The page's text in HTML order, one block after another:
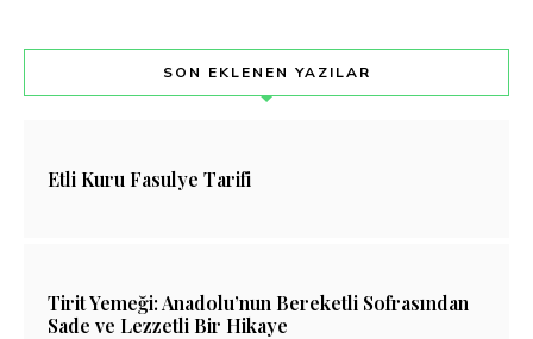
SON EKLENEN YAZILAR
Etli Kuru Fasulye Tarifi
Tirit Yemeği: Anadolu’nun Bereketli Sofrasından
Sade ve Lezzetli Bir Hikaye